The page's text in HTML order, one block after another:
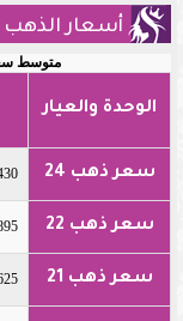
أسعار الذهب
متوسط
الوحدة والعيار
سعر ذهب 24 6430
سعر ذهب 22 5895
سعر ذهب 21 5625